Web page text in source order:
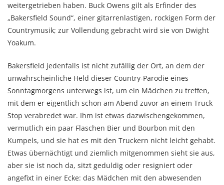
weitergetrieben haben. Buck Owens gilt als Erfinder des
„Bakersfield Sound“, einer gitarrenlastigen, rockigen Form der
Countrymusik; zur Vollendung gebracht wird sie von Dwight
Yoakum.
Bakersfield jedenfalls ist nicht zufällig der Ort, an dem der
unwahrscheinliche Held dieser Country-Parodie eines
Sonntagmorgens unterwegs ist, um ein Mädchen zu treffen,
mit dem er eigentlich schon am Abend zuvor an einem Truck
Stop verabredet war. Ihm ist etwas dazwischengekommen,
vermutlich ein paar Flaschen Bier und Bourbon mit den
Kumpels, und sie hat es mit den Truckern nicht leicht gehabt.
Etwas übernächtigt und ziemlich mitgenommen sieht sie aus,
aber sie ist noch da, sitzt geduldig oder resigniert oder
angefixt in einer Ecke: das Mädchen mit den abwesenden